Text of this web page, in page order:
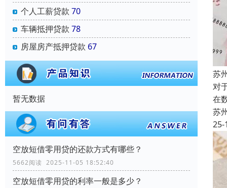
个人工薪贷款 70
车辆抵押贷款 78
房屋房产抵押贷款 67
暂无数据
空放短借零用贷的还款方式有哪些？
5662阅读 2025-11-05 18:52:40
空放短借零用贷的利率一般是多少？
苏
对
在
苏
25-